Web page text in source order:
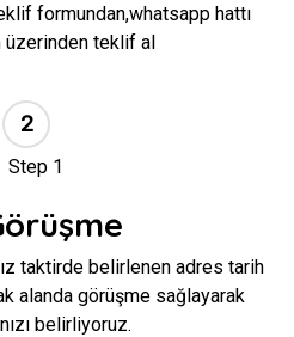
formundan,whatsapp hattı
teklif al
//
2
taktirde belirlenen adres tarih
alanda görüşme sağlayarak
belirliyoruz.